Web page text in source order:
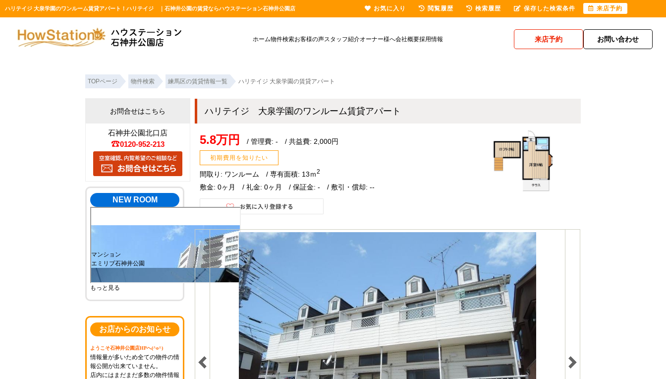
ハリテイジ 大泉学園のワンルーム賃貸アパート！ハリテイジ ｜石神井公園の賃貸ならハウステーション石神井公園店
ホーム物件検索お客様の声スタッフ紹介オーナー様へ会社概要採用情報 来店予約 お問い合わせ
TOPページ 物件検索 練馬区の賃貸情報一覧 ハリテイジ 大泉学園の賃貸アパート
ハリテイジ 大泉学園のワンルーム賃貸アパート
5.8万円 / 管理費: - / 共益費: 2,000円
初期費用を知りたい
間取り: ワンルーム / 専有面積: 13ｍ2
敷金: 0ヶ月 / 礼金: 0ヶ月 / 保証金: - / 敷引・償却: --
お問合せはこちら
石神井公園北口店
0120-952-213
NEW ROOM
もっと見る
お店からのお知らせ
ようこそ石神井公園店HPへ(^o^)
情報量が多いため全ての物件の情
報公開が出来ていません。
店内にはまだまだ多数の物件情報
お気に入り 閲覧履歴 検索履歴 保存した検索条件 来店予約